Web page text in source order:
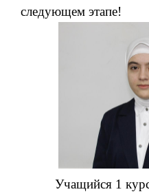
следующем этапе!
Учащийся 1